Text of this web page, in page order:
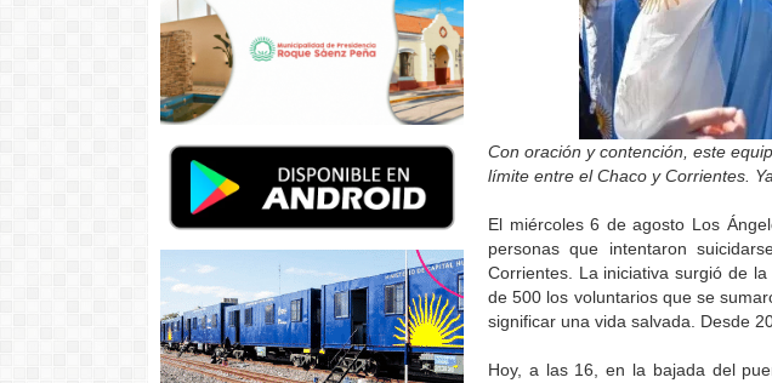
Con oración y contención, este
límite entre el Chaco y Corrientes.
El miércoles 6 de agosto Los
personas que intentaron
Corrientes. La iniciativa surgió de
de 500 los voluntarios que se
significar una vida salvada. Desde
Hoy, a las 16, en la bajada del